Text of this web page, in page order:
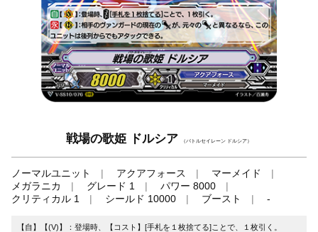
戦場の歌姫 ドルシア （バトルセイレーン ドルシア）
ノーマルユニット アクアフォース
マーメイド
メガラニカ
グレード 1
パワー 8000
クリティカル 1
シールド 10000 ブースト -
【自】【(V)】：登場時、【コスト】[手札を１枚捨てる]ことで、１枚引く。